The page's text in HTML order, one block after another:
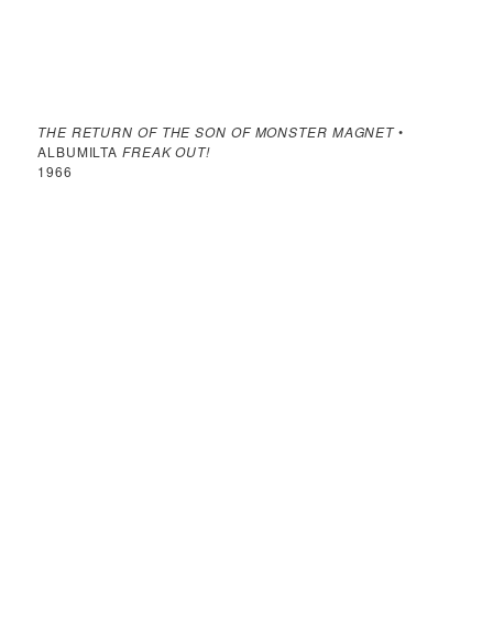
THE RETURN OF THE SON OF MONSTER MAGNET•
ALBUMILTAFREAK OUT!
1966